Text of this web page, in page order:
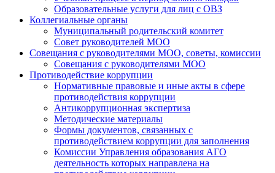
Образовательные услуги для лиц с ОВЗ
Коллегиальные органы
Муниципальный родительский комитет
Совет руководителей МОО
Совещания с руководителями МОО, советы, комиссии
Совещания с руководителями МОО
Противодействие коррупции
Нормативные правовые и иные акты в сфере
противодействия коррупции
Антикоррупционная экспертиза
Методические материалы
Формы документов, связанных с
противодействием коррупции для заполнения
Комиссии Управления образования АГО
деятельность которых направлена на